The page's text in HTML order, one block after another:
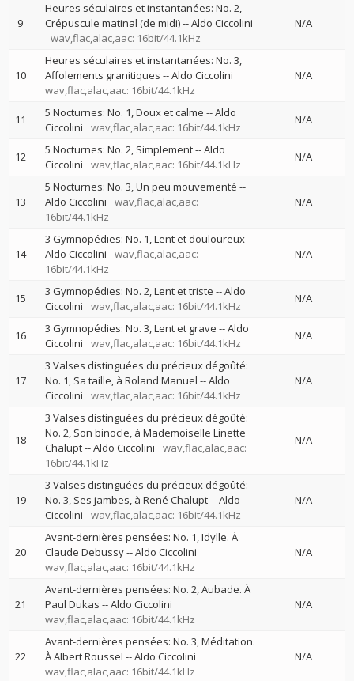
9
Heures séculaires et instantanées: No. 2,
Crépuscule matinal (de midi)--Aldo Ciccolini
wav,flac,alac,aac: 16bit/44.1kHz
N/A
10
Heures séculaires et instantanées: No. 3,
Affolements granitiques --Aldo Ciccolini
wav,flac,alac,aac: 16bit/44.1kHz
N/A
11 5 Nocturnes: No. 1, Doux et calme --Aldo
Ciccolini
wav,flac,alac,aac: 16bit/44.1kHz
N/A
12 5 Nocturnes: No. 2, Simplement--Aldo
Ciccolini
wav,flac,alac,aac: 16bit/44.1kHz
N/A
13
5 Nocturnes: No. 3, Un peu mouvementé --
Aldo Ciccolini
wav,flac,alac,aac:
16bit/44.1kHz
N/A
14
3 Gymnopédies: No. 1, Lent et douloureux--
Aldo Ciccolini
wav,flac,alac,aac:
16bit/44.1kHz
N/A
15 3 Gymnopédies: No. 2, Lent et triste --Aldo
Ciccolini
wav,flac,alac,aac: 16bit/44.1kHz
N/A
16 3 Gymnopédies: No. 3, Lent et grave --Aldo
Ciccolini
wav,flac,alac,aac: 16bit/44.1kHz
N/A
17
3 Valses distinguées du précieux dégoûté:
No. 1, Sa taille, à Roland Manuel --Aldo
Ciccolini
wav,flac,alac,aac: 16bit/44.1kHz
N/A
18
3 Valses distinguées du précieux dégoûté:
No. 2, Son binocle, à Mademoiselle Linette
Chalupt--Aldo Ciccolini
wav,flac,alac,aac:
16bit/44.1kHz
N/A
19
3 Valses distinguées du précieux dégoûté:
No. 3, Ses jambes, à René Chalupt--Aldo
Ciccolini
wav,flac,alac,aac: 16bit/44.1kHz
N/A
20
Avant-dernières pensées: No. 1, Idylle. À
Claude Debussy--Aldo Ciccolini
wav,flac,alac,aac: 16bit/44.1kHz
N/A
21
Avant-dernières pensées: No. 2, Aubade. À
Paul Dukas --Aldo Ciccolini
wav,flac,alac,aac: 16bit/44.1kHz
N/A
22
Avant-dernières pensées: No. 3, Méditation.
À Albert Roussel --Aldo Ciccolini
wav,flac,alac,aac: 16bit/44.1kHz
N/A